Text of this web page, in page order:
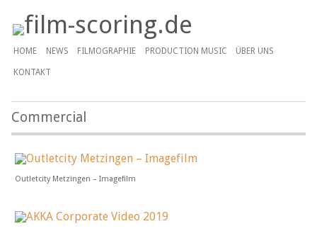
HOME NEWS FILMOGRAPHIE PRODUCTION MUSIC ÜBER UNS
KONTAKT
Commercial
Outletcity Metzingen – Imagefilm